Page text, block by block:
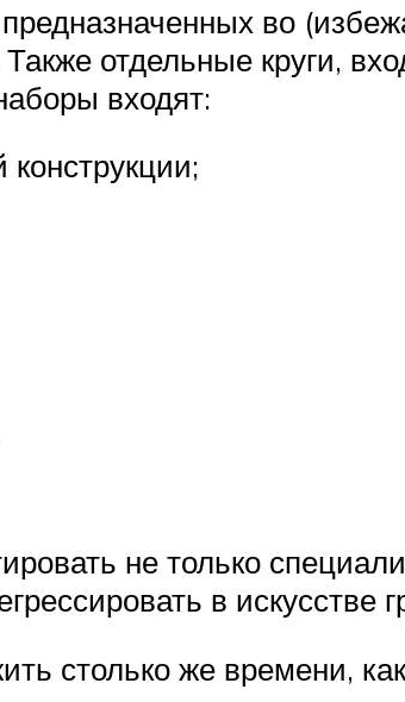
во
отдельные круги,
входят:
не только
в искусстве
столько же времени,